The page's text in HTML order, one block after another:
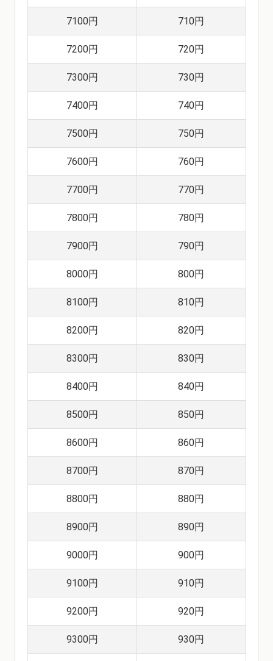
7100円 710円
7200円 720円
7300円 730円
7400円 740円
7500円 750円
7600円 760円
7700円 770円
7800円 780円
7900円 790円
8000円 800円
8100円 810円
8200円 820円
8300円 830円
8400円 840円
8500円 850円
8600円 860円
8700円 870円
8800円 880円
8900円 890円
9000円 900円
9100円 910円
9200円 920円
9300円 930円